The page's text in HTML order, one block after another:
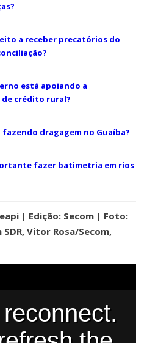
a receber precatórios do
está apoiando a
crédito rural?
fazendo dragagem no Guaíba?
fazer batimetria em rios
| Edição: Secom | Foto:
Vitor Rosa/Secom,